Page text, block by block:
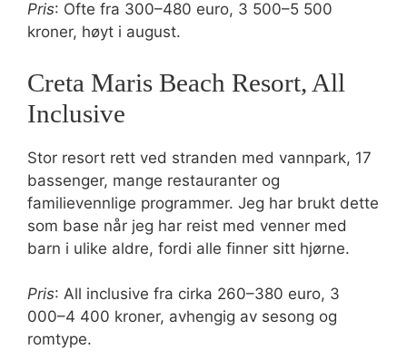
Pris: Ofte fra 300–480 euro, 3 500–5 500
kroner, høyt i august.
Creta Maris Beach Resort, All
Inclusive
Stor resort rett ved stranden med vannpark, 17
bassenger, mange restauranter og
familievennlige programmer. Jeg har brukt dette
som base når jeg har reist med venner med
barn i ulike aldre, fordi alle finner sitt hjørne.
Pris: All inclusive fra cirka 260–380 euro, 3
000–4 400 kroner, avhengig av sesong og
romtype.